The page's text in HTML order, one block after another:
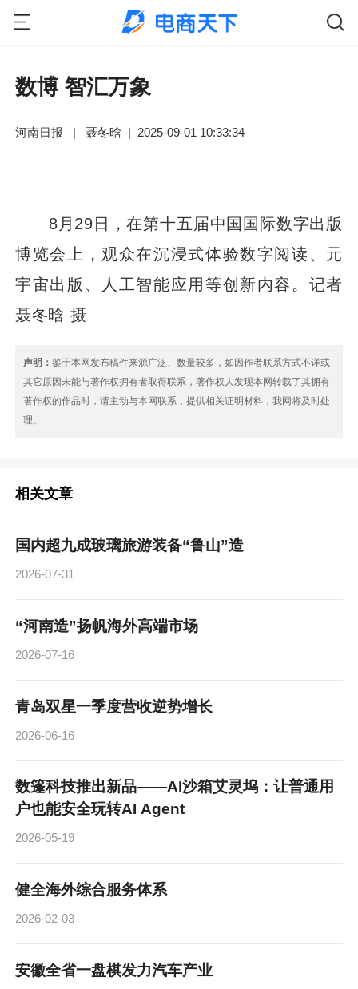
数博 智汇万象
河南日报 | 聂冬晗 | 2025-09-01 10:33:34
8月29日，在第十五届中国国际数字出版
博览会上，观众在沉浸式体验数字阅读、元
宇宙出版、人工智能应用等创新内容。记者
聂冬晗 摄
声明：鉴于本网发布稿件来源广泛、数量较多，如因作者联系方式不详或
其它原因未能与著作权拥有者取得联系，著作权人发现本网转载了其拥有
著作权的作品时，请主动与本网联系，提供相关证明材料，我网将及时处
理。
相关文章
国内超九成玻璃旅游装备“鲁山”造
2026-07-31
“河南造”扬帆海外高端市场
2026-07-16
青岛双星一季度营收逆势增长
2026-06-16
数篷科技推出新品——AI沙箱艾灵坞：让普通用
户也能安全玩转AI Agent
2026-05-19
健全海外综合服务体系
2026-02-03
安徽全省一盘棋发力汽车产业